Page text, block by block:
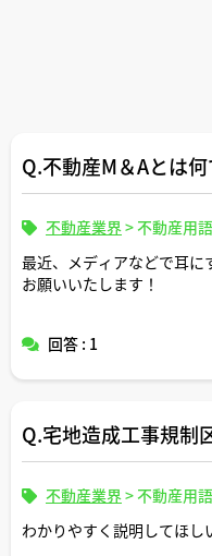
Q.不動産M＆Aとは何
不動産業界>不動産用
最近、メディアなどで耳に
お願いいたします！
回答 : 1
Q.宅地造成工事規制
不動産業界>不動産用
わかりやすく説明してほし